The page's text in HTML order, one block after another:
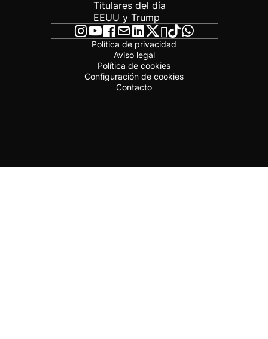
Titulares del día
EEUU y Trump
Política de privacidad
Aviso legal
Política de cookies
Configuración de cookies
Contacto